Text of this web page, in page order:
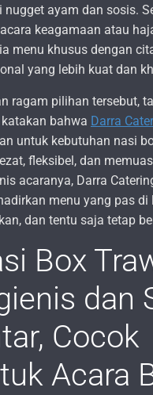
nugget ayam dan sosis.
keagamaan atau
menu khusus dengan
yang lebih kuat dan
ragam pilihan tersebut,
bahwa Darra
untuk kebutuhan nasi
fleksibel, dan
acaranya, Darra
menu yang pas di
dan tentu saja tetap
Box
dan
Cocok
Acara